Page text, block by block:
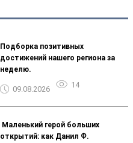
Подборка позитивных
достижений нашего региона за
неделю.
09.08.2026 14
️ Маленький герой больших
открытий: как Данил Ф.